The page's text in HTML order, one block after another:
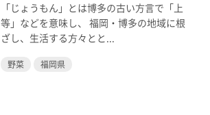
「じょうもん」とは博多の古い方言で「上
等」などを意味し、 福岡・博多の地域に根
ざし、生活する方々とと...
野菜 福岡県